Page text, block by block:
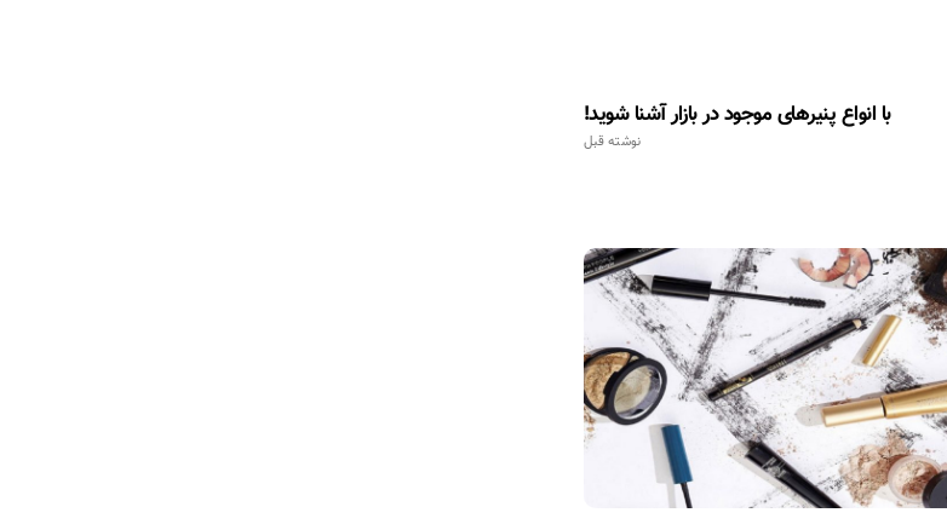
با انواع پنیرهای موجود در بازار آشنا شوید!
نوشته قبل